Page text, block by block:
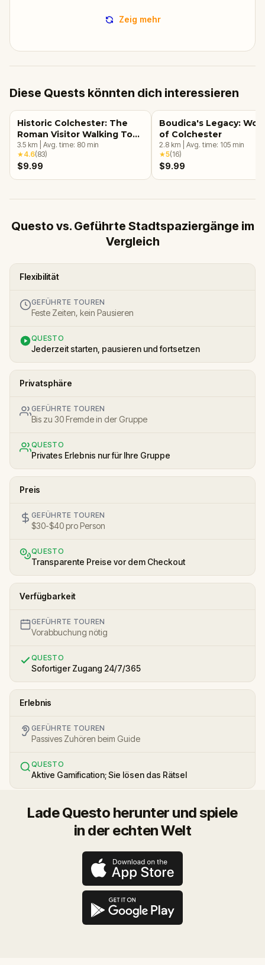
Zeig mehr
Diese Quests könnten dich interessieren
Historic Colchester: The
Roman Visitor Walking Tour
& Escape Game
3.5 km Avg. time: 80 min
★4.6(83)
$9.99
Boudica's Legacy:
of Colchester
2.8 km Avg. time: 105 min
★5(16)
$9.99
Questo vs. Geführte Stadtspaziergänge im
Vergleich
Flexibilität
GEFÜHRTE TOUREN
Feste Zeiten, kein Pausieren
QUESTO
Jederzeit starten, pausieren und fortsetzen
Privatsphäre
GEFÜHRTE TOUREN
Bis zu 30 Fremde in der Gruppe
QUESTO
Privates Erlebnis nur für Ihre Gruppe
Preis
GEFÜHRTE TOUREN
$30-$40 pro Person
QUESTO
Transparente Preise vor dem Checkout
Verfügbarkeit
GEFÜHRTE TOUREN
Vorabbuchung nötig
QUESTO
Sofortiger Zugang 24/7/365
Erlebnis
GEFÜHRTE TOUREN
Passives Zuhören beim Guide
QUESTO
Aktive Gamification; Sie lösen das Rätsel
Lade Questo herunter und spiele
in der echten Welt